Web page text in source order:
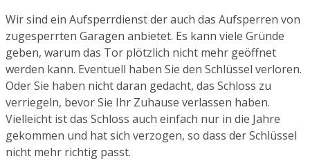
Wir sind ein Aufsperrdienst der auch das Aufsperren von
zugesperrten Garagen anbietet. Es kann viele Gründe
geben, warum das Tor plötzlich nicht mehr geöffnet
werden kann. Eventuell haben Sie den Schlüssel verloren.
Oder Sie haben nicht daran gedacht, das Schloss zu
verriegeln, bevor Sie Ihr Zuhause verlassen haben.
Vielleicht ist das Schloss auch einfach nur in die Jahre
gekommen und hat sich verzogen, so dass der Schlüssel
nicht mehr richtig passt.